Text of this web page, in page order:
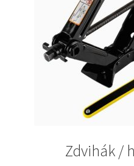
Zdvihák /